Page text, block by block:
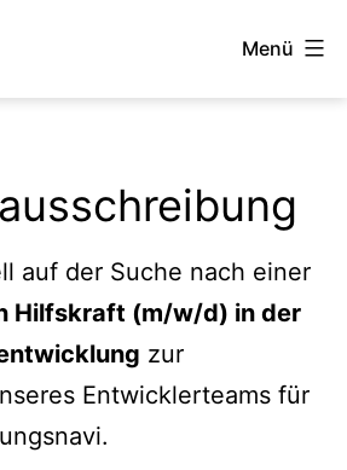
Menü
auf der Suche nach einer
Hilfskraft (m/w/d) in der
zur
Entwicklerteams für